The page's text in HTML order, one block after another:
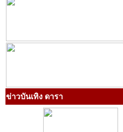
ข่าวบันเทิง ดารา